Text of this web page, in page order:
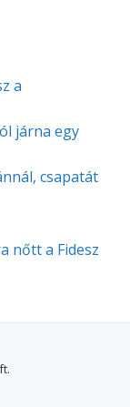
a
járna egy
csapatát
nőtt a Fidesz